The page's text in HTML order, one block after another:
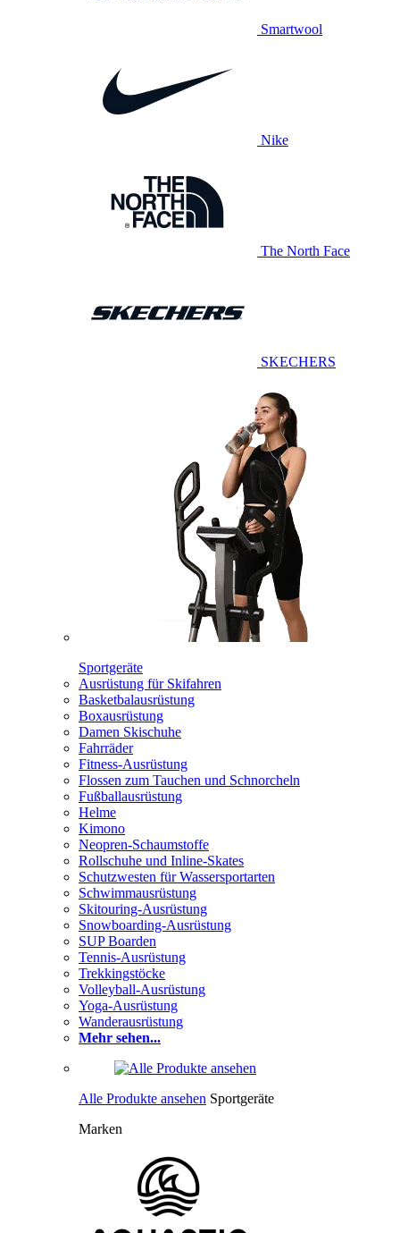
Smartwool
Nike
The North Face
SKECHERS
Sportgeräte
Ausrüstung für Skifahren
Basketbalausrüstung
Boxausrüstung
Damen Skischuhe
Fahrräder
Fitness-Ausrüstung
Flossen zum Tauchen und Schnorcheln
Fußballausrüstung
Helme
Kimono
Neopren-Schaumstoffe
Rollschuhe und Inline-Skates
Schutzwesten für Wassersportarten
Schwimmausrüstung
Skitouring-Ausrüstung
Snowboarding-Ausrüstung
SUP Boarden
Tennis-Ausrüstung
Trekkingstöcke
Volleyball-Ausrüstung
Yoga-Ausrüstung
Wanderausrüstung
Mehr sehen...
Alle Produkte ansehen Sportgeräte
Marken